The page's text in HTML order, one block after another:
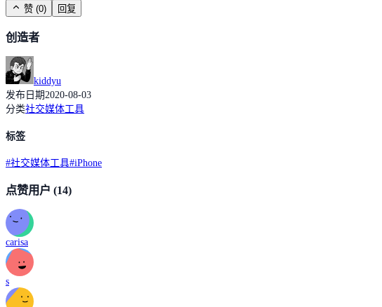
赞 (0) 回复
创造者
kiddyu
发布日期2020-08-03
分类社交媒体工具
标签
#社交媒体工具#iPhone
点赞用户 (14)
carisa
s